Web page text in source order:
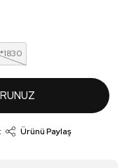
Ürünü Paylaş